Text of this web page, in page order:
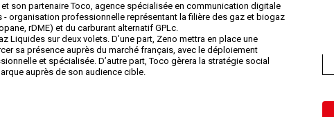
son partenaire Toco, agence spécialisée en communication digitale
- organisation professionnelle représentant la filière des gaz et biogaz
rDME) et du carburant alternatif GPLc.
Liquides sur deux volets. D’une part, Zeno mettra en place une
sa présence auprès du marché français, avec le déploiement
et spécialisée. D’autre part, Toco gèrera la stratégie social
auprès de son audience cible.